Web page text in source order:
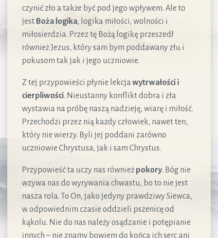
czynić zło a także być pod jego wpływem. Ale to
jest Boża logika, logika miłości, wolności i
miłosierdzia. Przez tę Bożą logikę przeszedł
również Jezus, który sam bym poddawany złu i
pokusom tak jak i jego uczniowie.
Z tej przypowieści płynie lekcja wytrwałości i
cierpliwości. Nieustanny konflikt dobra i zła
wystawia na próbę naszą nadzieję, wiarę i miłość.
Przechodzi przez nią każdy człowiek, nawet ten,
który nie wierzy. Byli jej poddani zarówno
uczniowie Chrystusa, jak i sam Chrystus.
Przypowieść ta uczy nas również pokory. Bóg nie
wzywa nas do wyrywania chwastu, bo to nie jest
nasza rola. To On, jako jedyny prawdziwy Siewca,
w odpowiednim czasie oddzieli pszenicę od
kąkolu. Nie do nas należy osądzanie i potępianie
innych – nie znamy bowiem do końca ich serc ani